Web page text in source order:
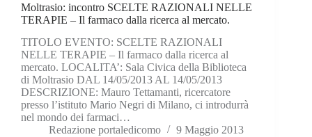
Moltrasio: incontro SCELTE RAZIONALI NELLE
TERAPIE – Il farmaco dalla ricerca al mercato.
TITOLO EVENTO: SCELTE RAZIONALI
NELLE TERAPIE – Il farmaco dalla ricerca al
mercato. LOCALITA’: Sala Civica della Biblioteca
di Moltrasio DAL 14/05/2013 AL 14/05/2013
DESCRIZIONE: Mauro Tettamanti, ricercatore
presso l’istituto Mario Negri di Milano, ci introdurrà
nel mondo dei farmaci…
Redazione portaledicomo
9 Maggio 2013